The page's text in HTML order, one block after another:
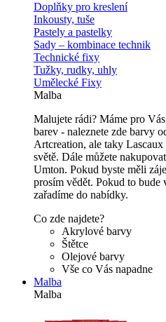
Doplňky pro kreslení
Inkousty, tuše
Pastely a pastelky
Sady – kombinace technik
Technické fixy
Tužky, rudky, uhly
Umělecké Fixy
Malba
Malujete rádi? Máme pro
barev - naleznete zde barvy
Artcreation, ale taky
světě. Dále můžete
Umton. Pokud byste měli
prosím vědět. Pokud to
zařadíme do nabídky.
Co zde najdete?
Akrylové barvy
Štětce
Olejové barvy
Vše co Vás napadne
Malba
Malba